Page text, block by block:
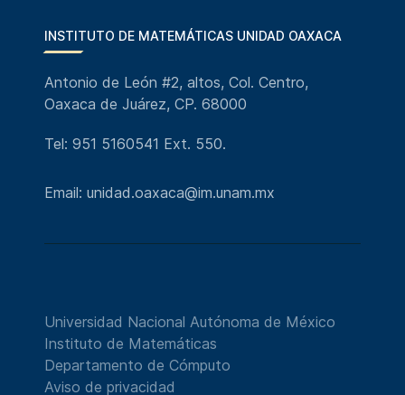
INSTITUTO DE MATEMÁTICAS UNIDAD OAXACA
Antonio de León #2, altos, Col. Centro,
Oaxaca de Juárez, CP. 68000
Tel: 951 5160541 Ext. 550.
Email: unidad.oaxaca@im.unam.mx
Universidad Nacional Autónoma de México
Instituto de Matemáticas
Departamento de Cómputo
Aviso de privacidad